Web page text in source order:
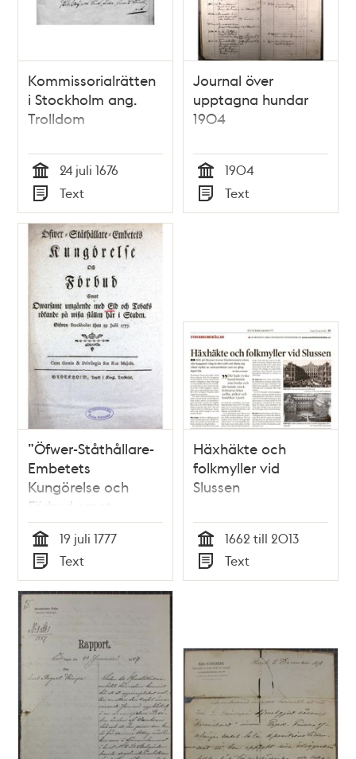
Kommissorialrätten
i Stockholm ang.
Trolldom
Tid
24 juli 1676
Typ
Text
Journal över
upptagna hundar
1904
Tid
1904
Typ
Text
”Öfwer-Ståthållare-
Embetets
Kungörelse och
Förbud emot
owarsamt
umgående med Eld
och Tobaks rökande
på wissa ställen här
i Staden" 1777
Tid
19 juli 1777
Typ
Text
Häxhäkte och
folkmyller vid
Slussen
Tid
1662 till 2013
Typ
Text